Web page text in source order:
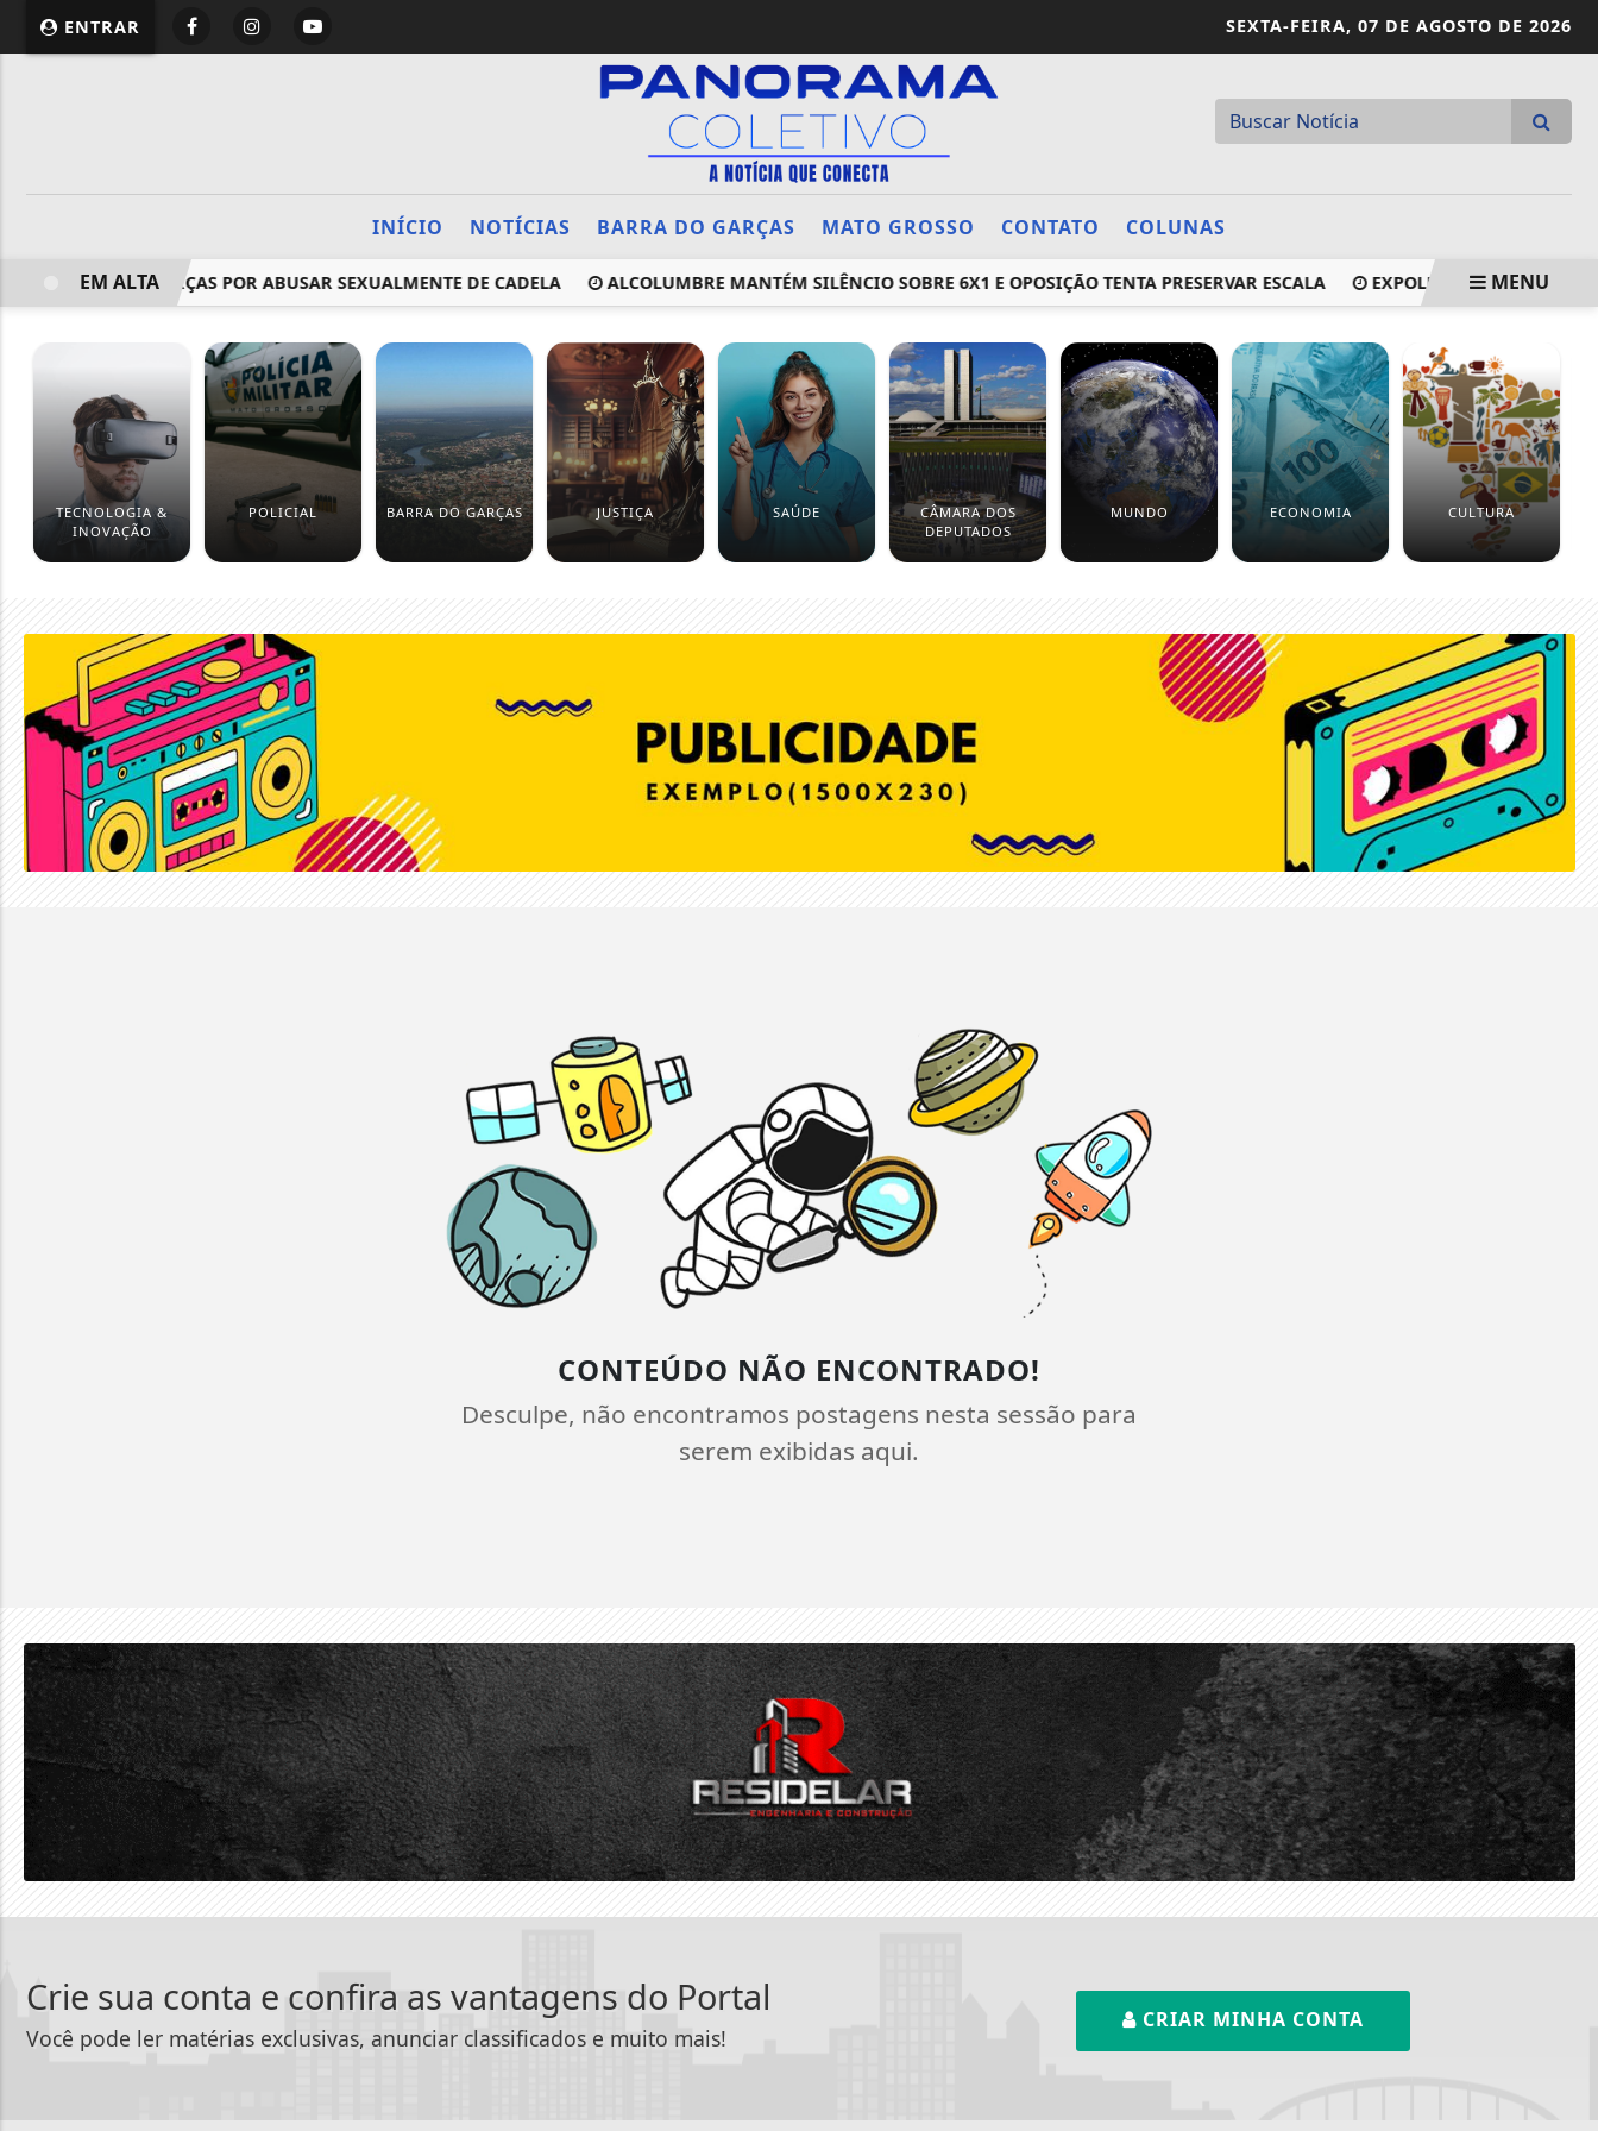
ENTRAR SEXTA-FEIRA, 07 DE AGOSTO DE 2026
INÍCIO NOTÍCIAS BARRA DO GARÇAS MATO GROSSO CONTATO COLUNAS
BARRA DO GARÇAS POR ABUSAR SEXUALMENTE DE CADELA ALCOLUMBRE MANTÉM SILÊNCIO SOBRE 6X1 E OPOSIÇÃO TENTA PRESERVAR ESCALA EXPOLESTE 2025 PODE
EM ALTA MENU
TECNOLOGIA &
INOVAÇÃO
POLICIAL BARRA DO GARÇAS JUSTIÇA SAÚDE
CÂMARA DOS
DEPUTADOS
MUNDO ECONOMIA CULTURA
CONTEÚDO NÃO ENCONTRADO!
Desculpe, não encontramos postagens nesta sessão para
serem exibidas aqui.
Crie sua conta e confira as vantagens do Portal
Você pode ler matérias exclusivas, anunciar classificados e muito mais!
CRIAR MINHA CONTA